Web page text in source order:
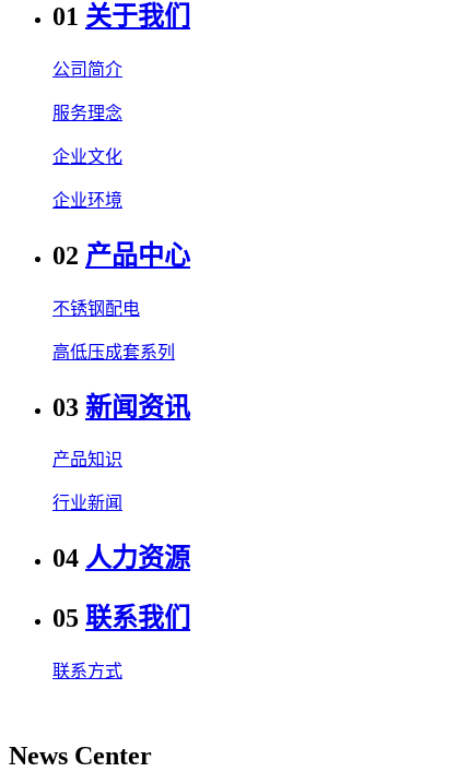
01 关于我们
公司简介
服务理念
企业文化
企业环境
02 产品中心
不锈钢配电
高低压成套系列
03 新闻资讯
产品知识
行业新闻
04 人力资源
05 联系我们
联系方式
News Center